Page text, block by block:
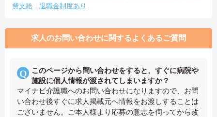
費支給
退職金制度あり
求人のお問い合わせに関するよくあるご質問
このページから問い合わせをすると、すぐに病院や
施設に個人情報が渡されてしまいますか？
マイナビ介護職へのお問い合わせになりますので、お問
い合わせ後すぐに求人掲載元へ情報をお渡しすることは
ございません。ご本人様より応募の意志を伺ってから改